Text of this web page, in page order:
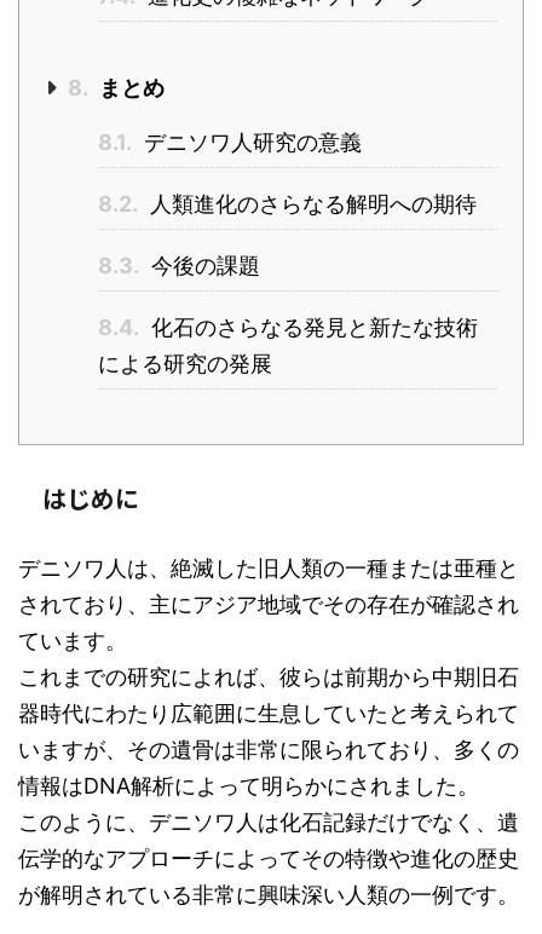
8. まとめ
8.1. デニソワ人研究の意義
8.2. 人類進化のさらなる解明への期待
8.3. 今後の課題
8.4. 化石のさらなる発見と新たな技術
による研究の発展
はじめに
デニソワ人は、絶滅した旧人類の一種または亜種と
されており、主にアジア地域でその存在が確認され
ています。
これまでの研究によれば、彼らは前期から中期旧石
器時代にわたり広範囲に生息していたと考えられて
いますが、その遺骨は非常に限られており、多くの
情報はDNA解析によって明らかにされました。
このように、デニソワ人は化石記録だけでなく、遺
伝学的なアプローチによってその特徴や進化の歴史
が解明されている非常に興味深い人類の一例です。